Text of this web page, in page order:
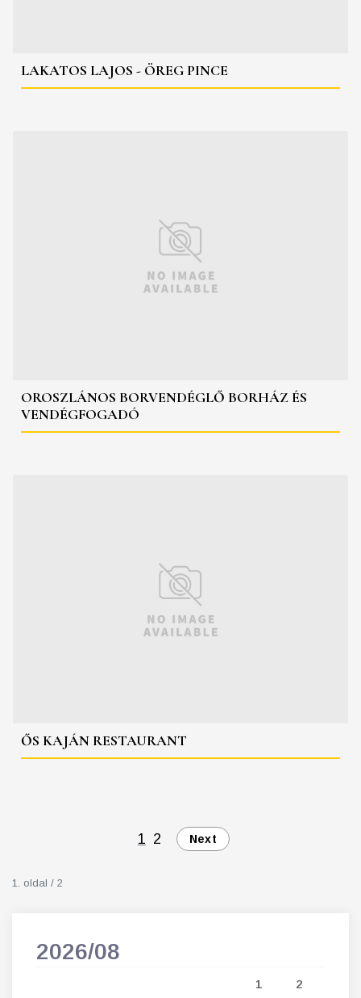
LAKATOS LAJOS - ÖREG PINCE
OROSZLÁNOS BORVENDÉGLŐ BORHÁZ ÉS
VENDÉGFOGADÓ
ŐS KAJÁN RESTAURANT
1 2 Next
1. oldal / 2
2026/08
1 2